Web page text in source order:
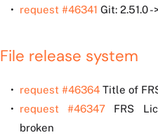
request #46341 Git: 2.51.0 -
File release system
request #46364 Title of
request #46347
FRS
broken